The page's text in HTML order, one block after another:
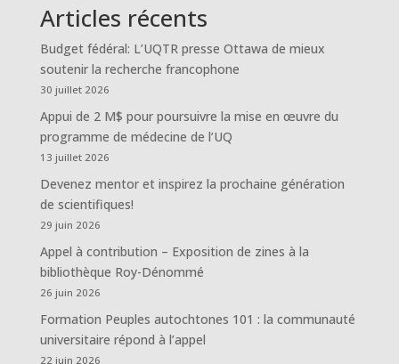
Articles récents
Budget fédéral: L’UQTR presse Ottawa de mieux
soutenir la recherche francophone
30 juillet 2026
Appui de 2 M$ pour poursuivre la mise en œuvre du
programme de médecine de l’UQ
13 juillet 2026
Devenez mentor et inspirez la prochaine génération
de scientifiques!
29 juin 2026
Appel à contribution – Exposition de zines à la
bibliothèque Roy-Dénommé
26 juin 2026
Formation Peuples autochtones 101 : la communauté
universitaire répond à l’appel
22 juin 2026